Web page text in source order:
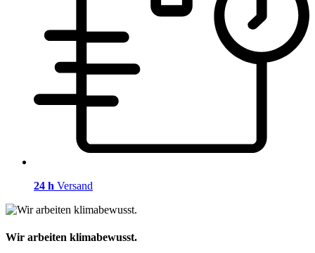
24 h Versand
Wir arbeiten klimabewusst.